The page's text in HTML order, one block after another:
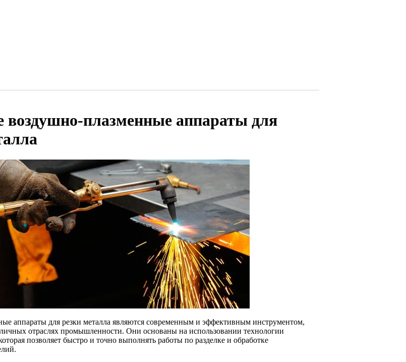
воздушно-плазменные аппараты для
аппараты для резки металла являются современным и эффективным инструментом,
отраслях промышленности. Они основаны на использовании технологии
позволяет быстро и точно выполнять работы по разделке и обработке